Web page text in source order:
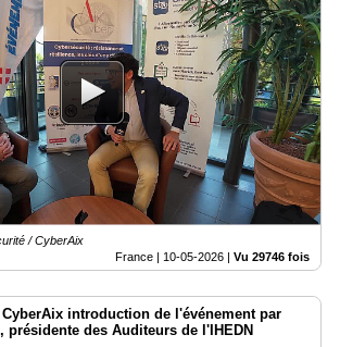
/ CyberAix
France | 10-05-2026 | Vu 29746 fois
introduction de l'événement par
présidente des Auditeurs de l'IHEDN